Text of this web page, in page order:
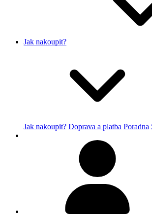
Jak nakoupit?
Jak nakoupit? Doprava a platba Poradna